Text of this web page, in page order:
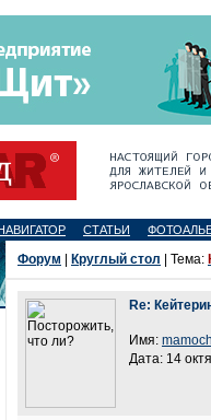
СТАТЬИ
Форум Круглый стол | Тема:
Re:
Имя:
Дата: 14